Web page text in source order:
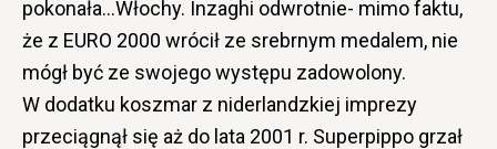
pokonała…Włochy. Inzaghi odwrotnie- mimo faktu,
że z EURO 2000 wrócił ze srebrnym medalem, nie
mógł być ze swojego występu zadowolony.
W dodatku koszmar z niderlandzkiej imprezy
przeciągnął się aż do lata 2001 r. Superpippo grzał